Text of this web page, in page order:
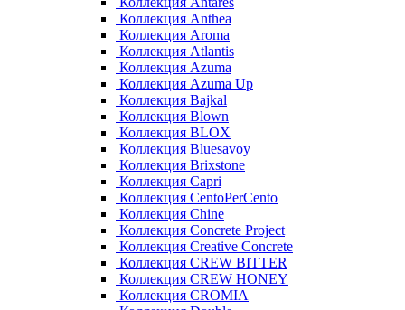
Коллекция Anthea
Коллекция Aroma
Коллекция Atlantis
Коллекция Azuma
Коллекция Azuma Up
Коллекция Bajkal
Коллекция Blown
Коллекция BLOX
Коллекция Bluesavoy
Коллекция Brixstone
Коллекция Capri
Коллекция CentoPerCento
Коллекция Chine
Коллекция Concrete Project
Коллекция Creative Concrete
Коллекция CREW BITTER
Коллекция CREW HONEY
Коллекция CROMIA